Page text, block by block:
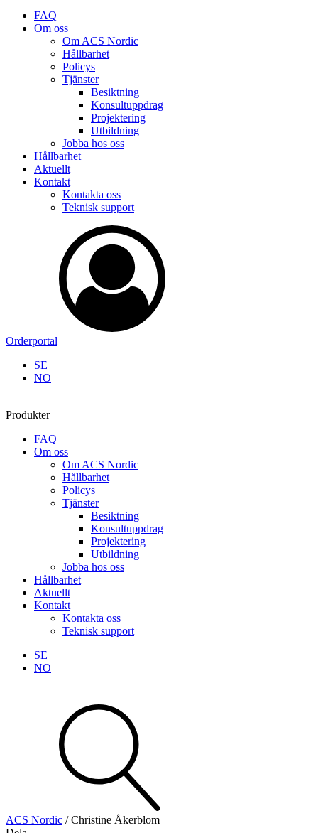
FAQ
Om oss
Om ACS Nordic
Hållbarhet
Policys
Tjänster
Besiktning
Konsultuppdrag
Projektering
Utbildning
Jobba hos oss
Hållbarhet
Aktuellt
Kontakt
Kontakta oss
Teknisk support
Orderportal
SE
NO
Produkter
FAQ
Om oss
Om ACS Nordic
Hållbarhet
Policys
Tjänster
Besiktning
Konsultuppdrag
Projektering
Utbildning
Jobba hos oss
Hållbarhet
Aktuellt
Kontakt
Kontakta oss
Teknisk support
SE
NO
Se alla kategorier
Se alla produkter
ACS Nordic /Christine Åkerblom